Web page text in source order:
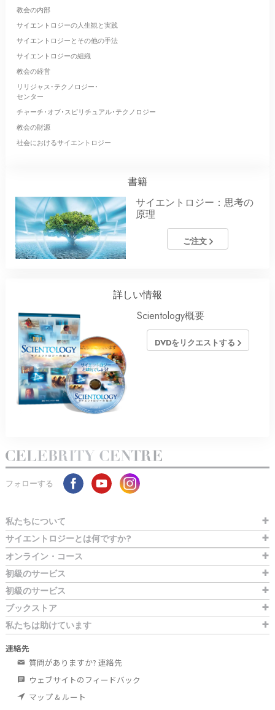
教会の内部
サイエントロジーの人生観と実践
サイエントロジーとその他の手法
サイエントロジーの組織
教会の経営
リリジャス･テクノロジー･
センター
チャーチ･オブ･スピリチュアル･テクノロジー
教会の財源
社会におけるサイエントロジー
書籍
サイエントロジー：思考の
原理
ご注文
詳しい情報
Scientology概要
DVDをリクエストする
フォローする
私たちについて
サイエントロジーとは何ですか?
オンライン・コース
初級のサービス
初級のサービス
ブックストア
私たちは助けています
連絡先
質問がありますか? 連絡先
ウェブサイトのフィードバック
マップ & ルート